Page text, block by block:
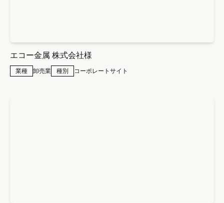
エコー金属 株式会社様
業種 卸売業 種別 コーポレートサイト